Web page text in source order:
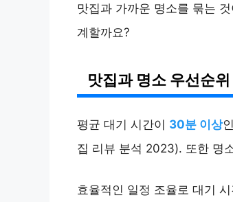
맛집과 가까운 명소를 묶는
계할까요?
맛집과 명소 우선순
평균 대기 시간이 30분 이상
집 리뷰 분석 2023). 또한 명
효율적인 일정 조율로 대기